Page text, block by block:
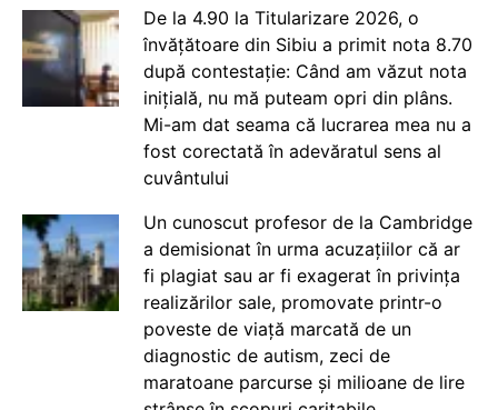
De la 4.90 la Titularizare 2026, o
învățătoare din Sibiu a primit nota 8.70
după contestație: Când am văzut nota
inițială, nu mă puteam opri din plâns.
Mi-am dat seama că lucrarea mea nu a
fost corectată în adevăratul sens al
cuvântului
Un cunoscut profesor de la Cambridge
a demisionat în urma acuzațiilor că ar
fi plagiat sau ar fi exagerat în privința
realizărilor sale, promovate printr-o
poveste de viață marcată de un
diagnostic de autism, zeci de
maratoane parcurse și milioane de lire